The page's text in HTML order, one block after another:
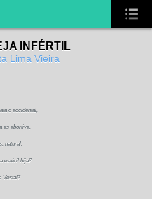
INFÉRTIL
Lima Vieira
o accidental,
es abortiva,
natural.
estéril hija?
Vestal?